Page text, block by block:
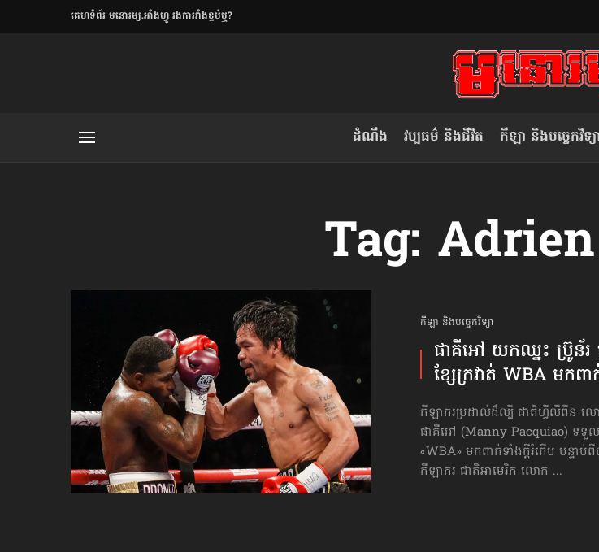
​គេហទំព័រ មនោរម្យ.អាំងហ្វូ រងការរាំងខ្ទប់ឬ?
ដំណឹង វប្បធម៌ និងជីវិត កីឡា និងបច្ចេកវិទ្យា
Tag:
កីឡា និងបច្ចេកវិទ្យា
ផាគីអៅ យកឈ្នះ ប្រ៊ូន័
ខ្សែក្រវាត់ WBA មកពា
កីឡាករប្រដាល់ដ៏ល្បី ជាតិហ្វីលីពីន ល
ផាគីអៅ (Manny Pacquiao) ទទួលប
«WBA» មកពាក់ទាំងក្ដីរំភើប បន្ទាប់
កីឡាករ ជាតិអាមេរិក លោក ...
សម រង្ស៊ី៖ កម្ពុជាគួរមើលគំរូ​តាម​
វៀតណាម ក្នុង​ការប្តូរ​មេដឹកនាំ របស់​
ខ្លួន
មនុ
ចរិតថោក»​ស្លៀកពាក់
ប្រពៃណី​«ដេញប្រុស»
អឹមបាពេ ប្រកាសជាផ្លូវការ
ចាកចេញពីក្រុម ប៉ារីស
ថើបមាត់ ៖ ក្រុមកីឡាការិនី​
ផ្អាកលេង​​បើប្រធានសហព័ន្ធ​